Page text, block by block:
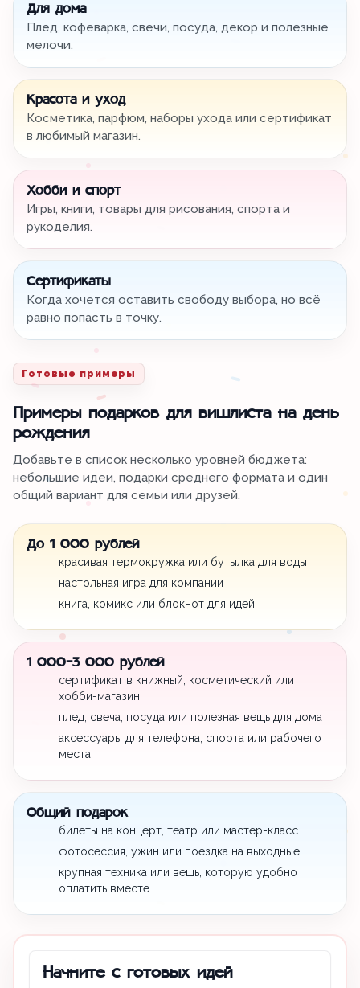
Для дома
Плед, кофеварка, свечи, посуда, декор и полезные
мелочи.
Красота и уход
Косметика, парфюм, наборы ухода или сертификат
в любимый магазин.
Хобби и спорт
Игры, книги, товары для рисования, спорта и
рукоделия.
Сертификаты
Когда хочется оставить свободу выбора, но всё
равно попасть в точку.
Готовые примеры
Примеры подарков для вишлиста на день
рождения
Добавьте в список несколько уровней бюджета:
небольшие идеи, подарки среднего формата и один
общий вариант для семьи или друзей.
До 1 000 рублей
красивая термокружка или бутылка для воды
настольная игра для компании
книга, комикс или блокнот для идей
1 000-3 000 рублей
сертификат в книжный, косметический или
хобби-магазин
плед, свеча, посуда или полезная вещь для дома
аксессуары для телефона, спорта или рабочего
места
Общий подарок
билеты на концерт, театр или мастер-класс
фотосессия, ужин или поездка на выходные
крупная техника или вещь, которую удобно
оплатить вместе
Начните с готовых идей